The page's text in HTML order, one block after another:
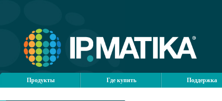
Продукты Где купить Поддержка